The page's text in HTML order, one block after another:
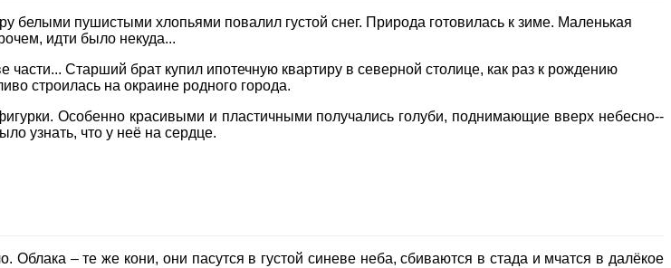
белыми пушистыми хлопьями повалил густой снег. Природа готовилась к зиме. Маленькая
идти было некуда...
Старший брат купил ипотечную квартиру в северной столице, как раз к рождению
строилась на окраине родного города.
Особенно красивыми и пластичными получались голуби, поднимающие вверх небесно-­
узнать, что у неё на сердце.
– те же кони, они пасутся в густой синеве неба, сбиваются в стада и мчатся в далёкое